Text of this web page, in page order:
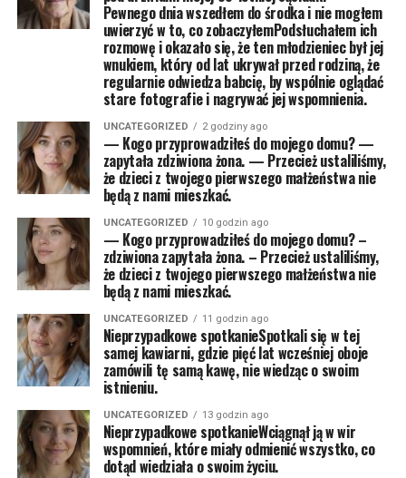
Pewnego dnia wszedłem do środka i nie mogłem
uwierzyć w to, co zobaczyłemPodsłuchałem ich
rozmowę i okazało się, że ten młodzieniec był jej
wnukiem, który od lat ukrywał przed rodziną, że
regularnie odwiedza babcię, by wspólnie oglądać
stare fotografie i nagrywać jej wspomnienia.
UNCATEGORIZED 2 godziny ago
— Kogo przyprowadziłeś do mojego domu? —
zapytała zdziwiona żona. — Przecież ustaliliśmy,
że dzieci z twojego pierwszego małżeństwa nie
będą z nami mieszkać.
UNCATEGORIZED 10 godzin ago
— Kogo przyprowadziłeś do mojego domu? –
zdziwiona zapytała żona. – Przecież ustaliliśmy,
że dzieci z twojego pierwszego małżeństwa nie
będą z nami mieszkać.
UNCATEGORIZED 11 godzin ago
Nieprzypadkowe spotkanieSpotkali się w tej
samej kawiarni, gdzie pięć lat wcześniej oboje
zamówili tę samą kawę, nie wiedząc o swoim
istnieniu.
UNCATEGORIZED 13 godzin ago
Nieprzypadkowe spotkanieWciągnął ją w wir
wspomnień, które miały odmienić wszystko, co
dotąd wiedziała o swoim życiu.